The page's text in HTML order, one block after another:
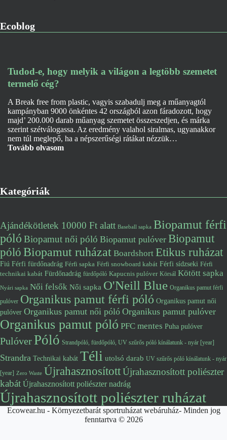
Ecoblog
Tudod-e, hogy melyik a világon a legtöbb szemetet
termelő cég?
A Break free from plastic, vagyis szabadulj meg a műanyagtól
kampányban 9000 önkéntes 42 országból azon fáradozott, hogy
majd’ 200.000 darab műanyag szemetet összeszedjen, és márka
szerint szétválogassa. Az eredmény valahol siralmas, ugyanakkor
nem túl meglepő, ha a népszerűségi rátákat nézzük…
Tovább olvasom
Kategóriák
Ajándékötletek 10000 Ft alatt Baseball sapka Biopamut férfi
póló Biopamut női póló Biopamut pulóver Biopamut
pólóBiopamut ruházat Boardshort Etikus ruházat
Fiú Férfi fürdőnadrág Férfi sapka Férfi snowboard kabát Férfi sídzseki Férfi
technikai kabát Fürdőnadrág fürdőpóló Kapucnis pulóver Körsál Kötött sapka
Nyári sapka Női felsők Női sapka O'Neill Blue Organikus pamut férfi
pulóver Organikus pamut férfi póló Organikus pamut női
pulóver Organikus pamut női póló Organikus pamut pulóver
Organikus pamut póló PFC mentes Puha pulóver
PulóverPóló Strandpóló, fürdőpóló, UV szűrős póló kínálatunk - nyár [year]
Strandra Technikai kabát Téli utolsó darab UV szűrős póló kínálatunk - nyár
[year] Zero Waste ÚjrahasznosítottÚjrahasznosított poliészter
kabát Újrahasznosított poliészter nadrág
Újrahasznosított poliészter ruházat
Ecowear.hu - Környezetbarát sportruházat webáruház- Minden jog
fenntartva © 2026